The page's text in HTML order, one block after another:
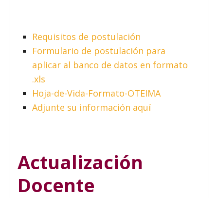
Requisitos de postulación
Formulario de postulación para
aplicar al banco de datos en formato
.xls
Hoja-de-Vida-Formato-OTEIMA
Adjunte su información aquí
Actualización
Docente